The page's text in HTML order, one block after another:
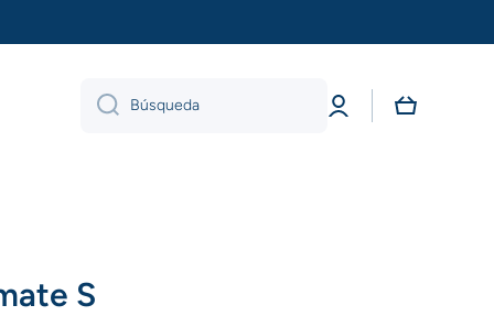
Búsqueda
Iniciar
sesión
Carrito
S